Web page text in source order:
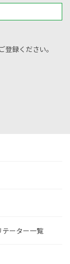
登録ください。
テーター一覧